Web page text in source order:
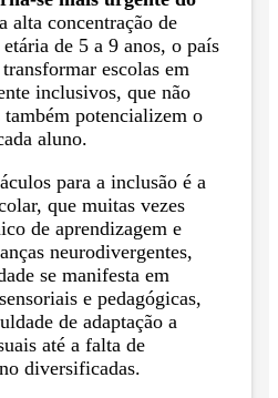
alta concentração de
de 5 a 9 anos, o país
escolas em
inclusivos, que não
também potencializem o
aluno.
para a inclusão é a
que muitas vezes
de aprendizagem e
neurodivergentes,
se manifesta em
e pedagógicas,
de adaptação a
até a falta de
diversificadas.